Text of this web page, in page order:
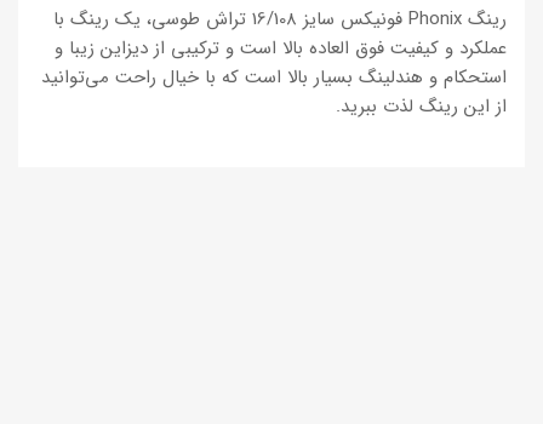
رینگ Phonix فونیکس سایز 16/108 تراش طوسی، یک رینگ با
عملکرد و کیفیت فوق العاده بالا است و ترکیبی از دیزاین زیبا و
استحکام و هندلینگ بسیار بالا است که با خیال راحت می‌توانید
از این رینگ لذت ببرید.